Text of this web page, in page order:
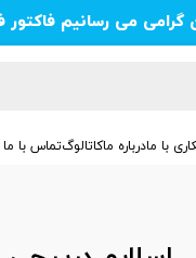
گرامی می رسانیم
با مادرباره ماکاتالوگتماس با ما